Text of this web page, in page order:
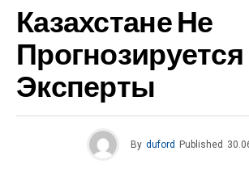
Казахстане Не
Эксперты
By duford Published